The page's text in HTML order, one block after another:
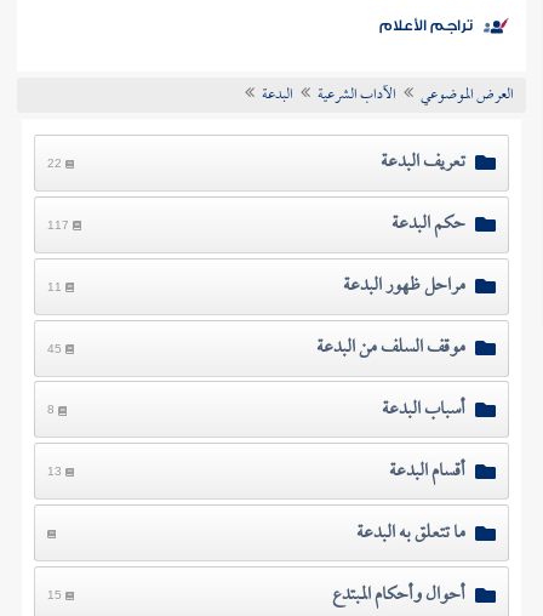
موضوعي
تراجم الأعلام
العرض الموضوعي الآداب الشرعية البدعة
تعريف البدعة 22
حكم البدعة 117
مراحل ظهور البدعة 11
موقف السلف من البدعة 45
أسباب البدعة 8
أقسام البدعة 13
ما تتعلق به البدعة
أحوال وأحكام المبتدع
15